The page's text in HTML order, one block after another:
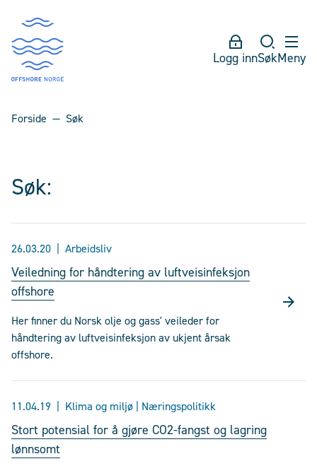
Logg innSøkMeny
Forside Søk
Søk:
26.03.20 Arbeidsliv
Veiledning for håndtering av luftveisinfeksjon
offshore
Her finner du Norsk olje og gass' veileder for
håndtering av luftveisinfeksjon av ukjent årsak
offshore.
11.04.19 Klima og miljø | Næringspolitikk
Stort potensial for å gjøre CO2-fangst og lagring
lønnsomt